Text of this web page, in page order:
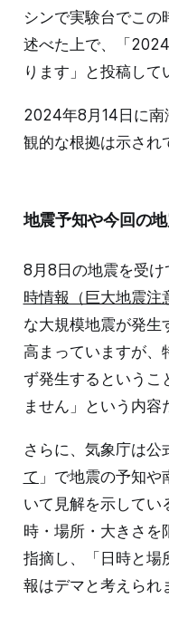
シンで実験台でこの
述べた上で、「
ります」と投稿して
2024年8月14日に南
観的な根拠は示され
地震予知や今回の
8月8日の地震を受け
時情報（巨大地震注
な大規模地震が発生
高まっていますが、
ず発生するというこ
ません」という内容
さらに、気象庁は公
て 」で地震の予知
いて見解を示してい
時・場所・大きさを
指摘し、「日時と場
報はデマと考えられ